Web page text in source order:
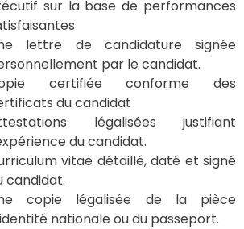
sur la base de performances
lettre de candidature signée
par le candidat.
certifiée conforme des
du candidat
légalisées justifiant
du candidat.
vitae détaillé, daté et signé
candidat.
copie légalisée de la pièce
nationale ou du passeport.